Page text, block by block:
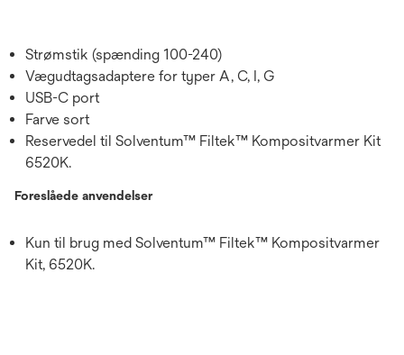
Strømstik (spænding 100-240)
Vægudtagsadaptere for typer A, C, I, G
USB-C port
Farve sort
Reservedel til Solventum™ Filtek™ Kompositvarmer Kit
6520K.
Foreslåede anvendelser
Kun til brug med Solventum™ Filtek™ Kompositvarmer
Kit, 6520K.